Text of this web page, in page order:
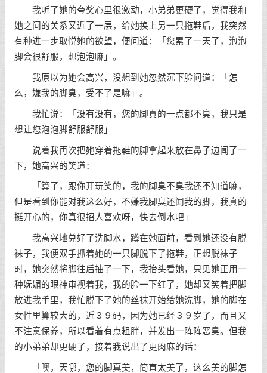
我听了她的夸奖心里很激动，小弟弟更硬了，觉得我和
她之间的关系又近了一层，给她换上另一只拖鞋后，我突然
有种进一步取悦她的欲望，便问道：「您累了一天了，泡泡
脚会很舒服，想泡泡嘛」。
我原以为她会高兴，没想到她忽然沉下脸问道：「怎
么，嫌我的脚臭，受不了是嘛」。
我忙说：「没有没有，您的脚真的一点都不臭，我只是
想让您泡泡脚舒服舒服」
说着我再次把她穿着拖鞋的脚拿起来放在鼻子边闻了一
下，她高兴的笑道：
「算了，跟你开玩笑的，我的脚臭不臭我还不知道嘛，
但是看到你能对我这么好，不嫌我脚臭还闻我的脚，我真的
挺开心的，你真很招人喜欢呀，快去倒水吧」
我高兴地兑好了洗脚水，蹲在她面前，看到她还没有脱
袜子，我便双手抓着她的一只脚脱下了拖鞋，正想脱袜子
时，她突然将脚往后抽了一下，我抬头看她，只见她正用一
种妩媚的眼神审视着我，我的脸一下红了，她却又笑着把脚
放进我手里，我忙脱下了她的丝袜开始给她洗脚，她的脚在
女性里算较大的，近３９码，因为她已经３９岁了，而且又
不注意保养，所以看着有点粗胖，并发出一阵阵恶臭。但我
的小弟弟却更硬了，接着我说出了更肉麻的话：
「噢，天哪，您的脚真美，简直太美了，这么美的脚怎